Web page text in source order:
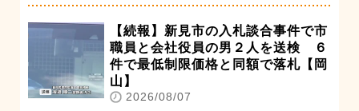
【続報】新見市の入札談合事件で市
職員と会社役員の男２人を送検 ６
件で最低制限価格と同額で落札【岡
山】
2026/08/07